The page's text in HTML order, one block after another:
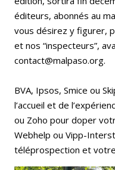
éditeurs, abonnés au
vous désirez y figurer,
et nos “inspecteurs”,
contact@malpaso.org.
BVA, Ipsos, Smice ou
l’accueil et de
ou Zoho pour doper
Webhelp ou Vipp-
téléprospection et